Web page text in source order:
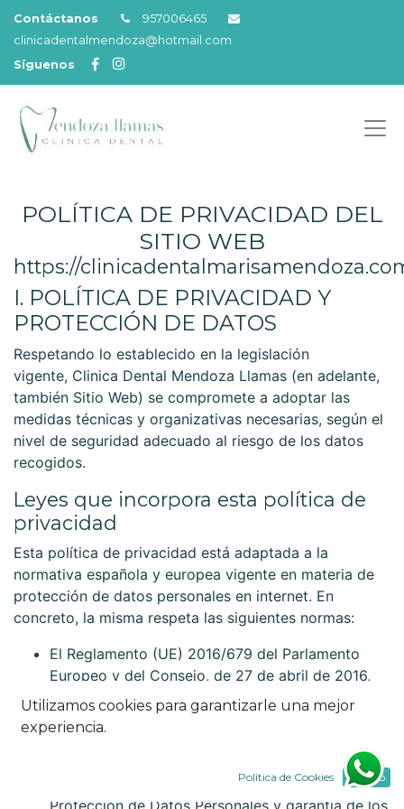
Contáctanos
957006465
clinicadentalmendoza@hotmail.com
Síguenos
POLÍTICA DE PRIVACIDAD DEL
SITIO WEB
https://
I. POLÍTICA DE PRIVACIDAD Y
PROTECCIÓN DE DATOS
Respetando lo establecido en la legislación
vigente, Clinica Dental Mendoza Llamas (en adelante,
también Sitio Web) se compromete a adoptar las
medidas técnicas y organizativas necesarias, según el
nivel de seguridad adecuado al riesgo de los datos
recogidos.
Leyes que incorpora esta política de
privacidad
Esta política de privacidad está adaptada a la
normativa española y europea vigente en materia de
protección de datos personales en internet. En
concreto, la misma respeta las siguientes normas:
El Reglamento (UE) 2016/679 del Parlamento
Europeo y del Consejo, de 27 de abril de 2016,
relativo a la protección de las personas físicas en
lo que respecta al tratamiento de datos
La Ley Orgánica 3/2018, de 5 de diciembre, de
Utilizamos cookies para garantizarle una mejor
experiencia.
Política de Cookies Acepto